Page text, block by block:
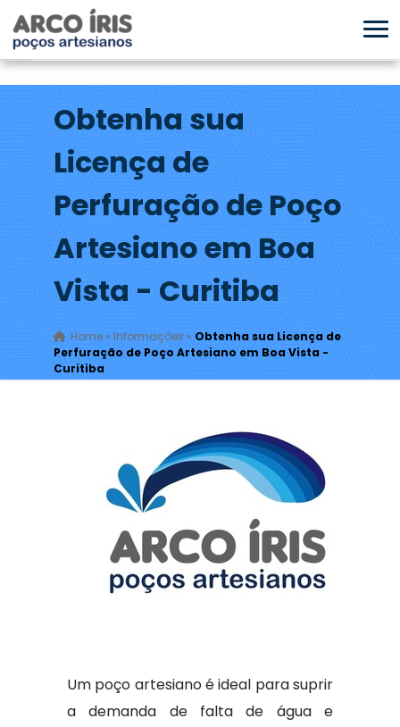
Obtenha sua
Licença de
Perfuração de Poço
Artesiano em Boa
Vista - Curitiba
Home» Informações » Obtenha sua Licença de
Perfuração de Poço Artesiano em Boa Vista -
Curitiba
Um poço artesiano é ideal para suprir
a demanda de falta de água e